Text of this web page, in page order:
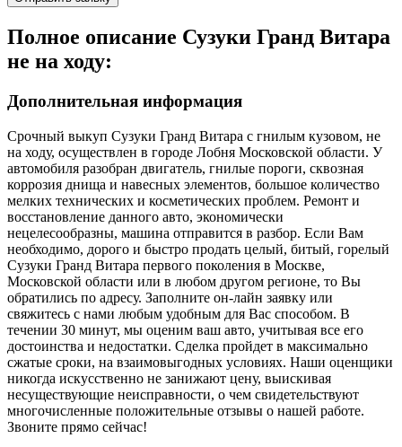
Полное описание Сузуки Гранд Витара
не на ходу:
Дополнительная информация
Срочный выкуп Сузуки Гранд Витара с гнилым кузовом, не
на ходу, осуществлен в городе Лобня Московской области. У
автомобиля разобран двигатель, гнилые пороги, сквозная
коррозия днища и навесных элементов, большое количество
мелких технических и косметических проблем. Ремонт и
восстановление данного авто, экономически
нецелесообразны, машина отправится в разбор. Если Вам
необходимо, дорого и быстро продать целый, битый, горелый
Сузуки Гранд Витара первого поколения в Москве,
Московской области или в любом другом регионе, то Вы
обратились по адресу. Заполните он-лайн заявку или
свяжитесь с нами любым удобным для Вас способом. В
течении 30 минут, мы оценим ваш авто, учитывая все его
достоинства и недостатки. Сделка пройдет в максимально
сжатые сроки, на взаимовыгодных условиях. Наши оценщики
никогда искусственно не занижают цену, выискивая
несуществующие неисправности, о чем свидетельствуют
многочисленные положительные отзывы о нашей работе.
Звоните прямо сейчас!